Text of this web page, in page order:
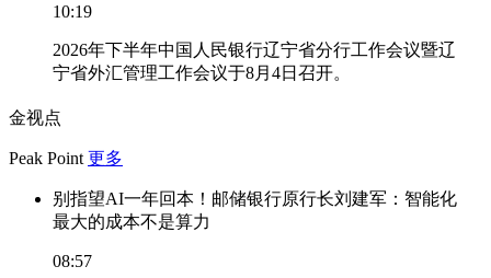
10:19
2026年下半年中国人民银行辽宁省分行工作会议暨辽
宁省外汇管理工作会议于8月4日召开。
金视点
Peak Point 更多
别指望AI一年回本！邮储银行原行长刘建军：智能化
最大的成本不是算力
08:57